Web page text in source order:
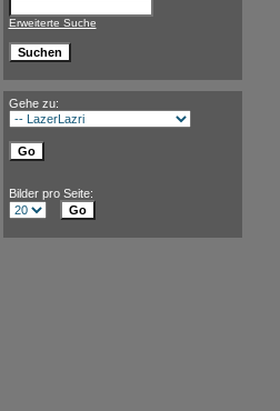
Erweiterte Suche
Gehe zu:
Bilder pro Seite: